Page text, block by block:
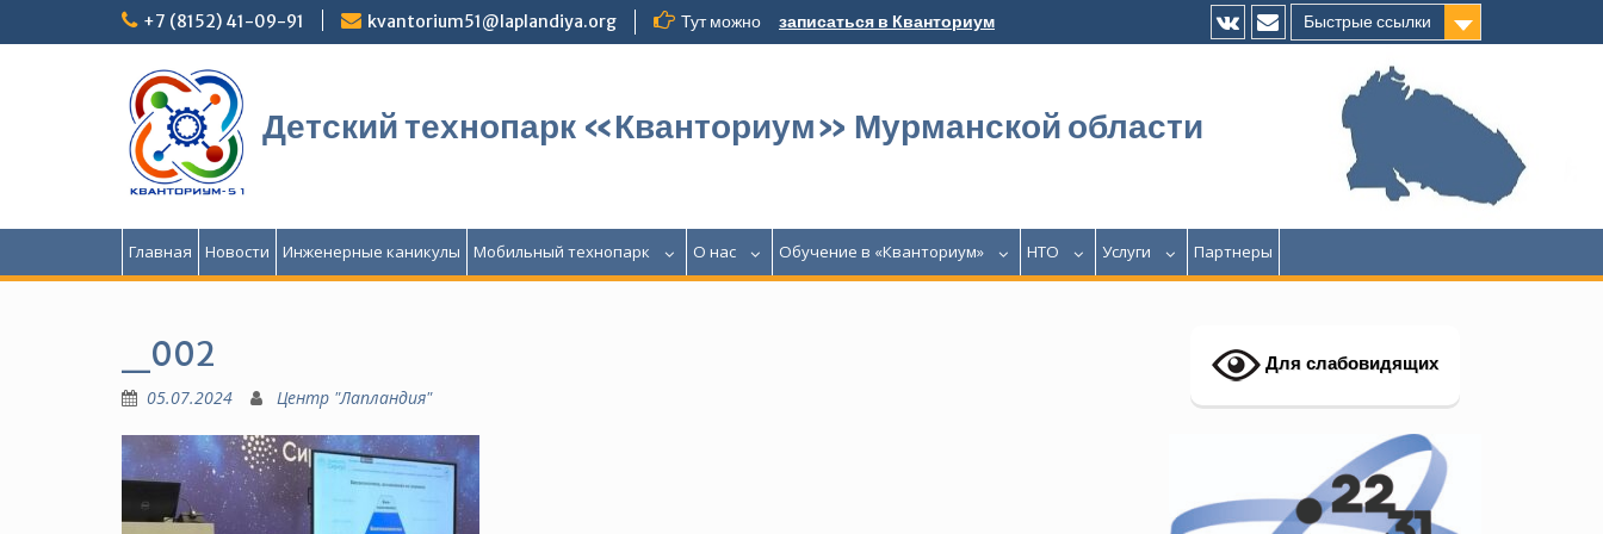
+7 (8152) 41-09-91 kvantorium51@laplandiya.org Тут можно записаться в Кванториум
Быстрые ссылки
Детский технопарк «Кванториум» Мурманской области
Главная Новости Инженерные каникулы Мобильный технопарк О нас Обучение в «Кванториум» НТО Услуги Партнеры
_002
05.07.2024 Центр "Лапландия"
Для слабовидящих